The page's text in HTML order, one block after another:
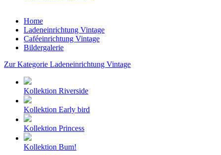
Home
Ladeneinrichtung Vintage
Caféeinrichtung Vintage
Bildergalerie
Zur Kategorie Ladeneinrichtung Vintage
Kollektion Riverside
Kollektion Early bird
Kollektion Princess
Kollektion Bum!